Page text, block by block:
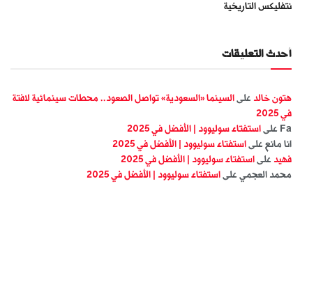
نتفليكس التاريخية
أحدث التعليقات
هتون خالد على السينما «السعودية» تواصل الصعود.. محطات سينمائية لافتة
في 2025
Fa على استفتاء سوليوود | الأفضل في 2025
انا مانع على استفتاء سوليوود | الأفضل في 2025
فهيد على استفتاء سوليوود | الأفضل في 2025
محمد العجمي على استفتاء سوليوود | الأفضل في 2025